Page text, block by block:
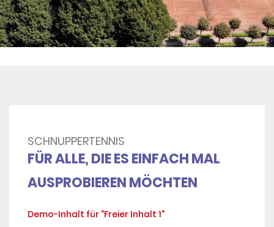
SCHNUPPERTENNIS
FÜR ALLE, DIE ES EINFACH MAL
AUSPROBIEREN MÖCHTEN
Demo-Inhalt für "Freier Inhalt 1"